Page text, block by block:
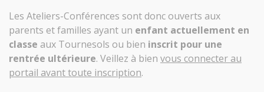
Les Ateliers-Conférences sont donc ouverts aux
parents et familles ayant un enfant actuellement en
classe aux Tournesols ou bien inscrit pour une
rentrée ultérieure. Veillez à bien vous connecter au
portail avant toute inscription.